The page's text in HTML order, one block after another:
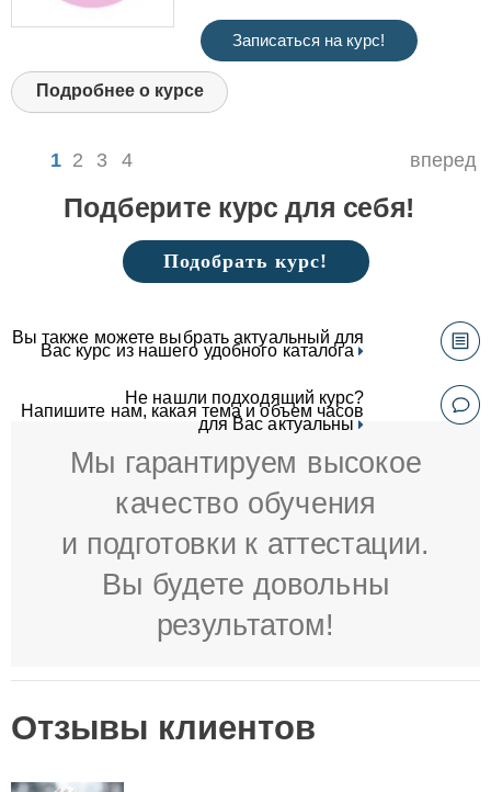
Записаться на курс!
Подробнее о курсе
1 2 3 4 вперед
Подберите курс для себя!
Подобрать курс!
Вы также можете выбрать актуальный для
Вас курс из нашего удобного каталога
Не нашли подходящий курс?
Напишите нам, какая тема и объем часов
для Вас актуальны
Мы гарантируем высокое
качество обучения
и подготовки к аттестации.
Вы будете довольны
результатом!
Отзывы клиентов